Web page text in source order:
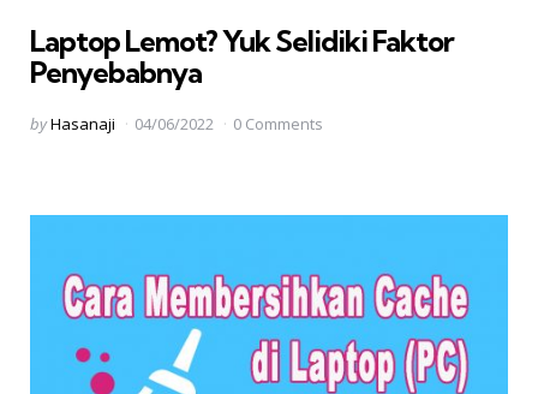
Laptop Lemot? Yuk Selidiki Faktor
Penyebabnya
Posted
byHasanaji 04/06/2022 0 Comments